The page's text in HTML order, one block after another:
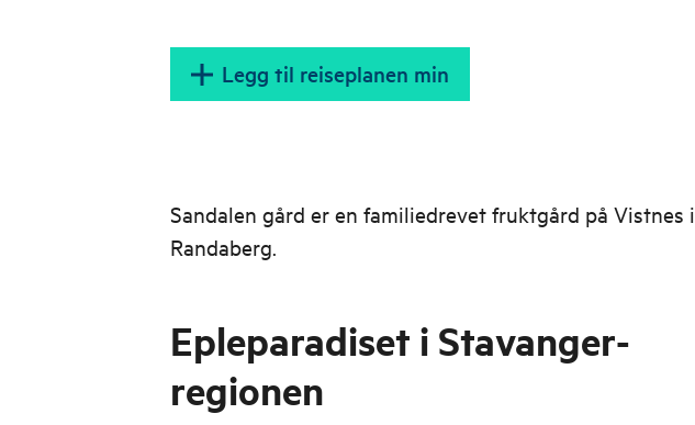
Legg til reiseplanen min
Sandalen gård er en familiedrevet fruktgård på Vistnes i
Randaberg.
Epleparadiset i Stavanger-
regionen